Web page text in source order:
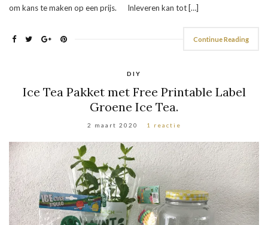
om kans te maken op een prijs. Inleveren kan tot […]
Continue Reading
DIY
Ice Tea Pakket met Free Printable Label
Groene Ice Tea.
2 maart 2020 1 reactie